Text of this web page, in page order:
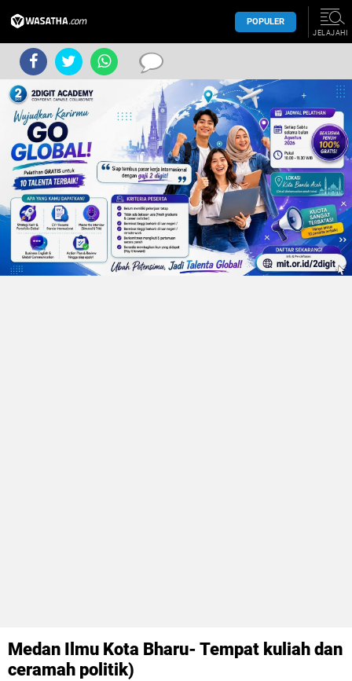
POPULER
JELAJAHI
Medan Ilmu Kota Bharu- Tempat kuliah dan
ceramah politik)